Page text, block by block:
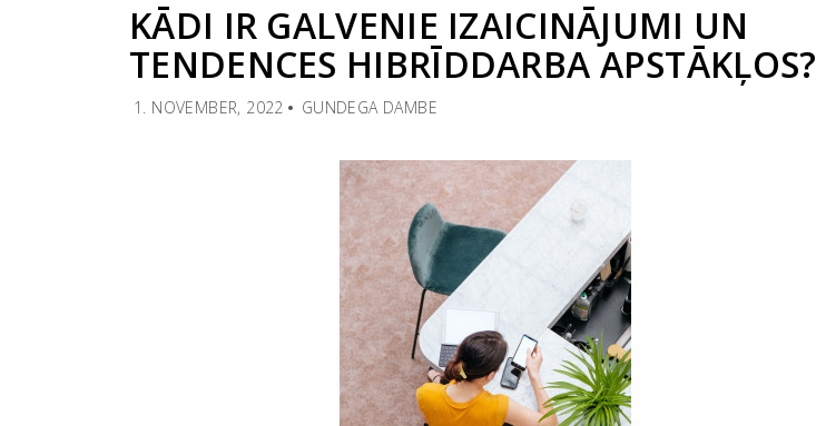
KĀDI IR GALVENIE IZAICINĀJUMI UN
TENDENCES HIBRĪDDARBA APSTĀKĻOS?
1. NOVEMBER, 2022 GUNDEGA DAMBE